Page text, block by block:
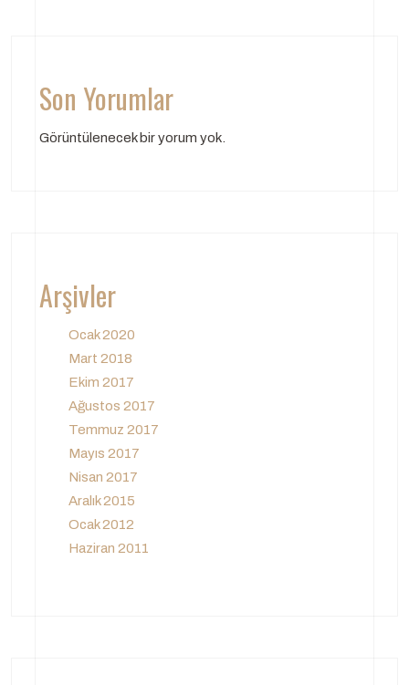
Son Yorumlar
Görüntülenecek bir yorum yok.
Arşivler
Ocak 2020
Mart 2018
Ekim 2017
Ağustos 2017
Temmuz 2017
Mayıs 2017
Nisan 2017
Aralık 2015
Ocak 2012
Haziran 2011